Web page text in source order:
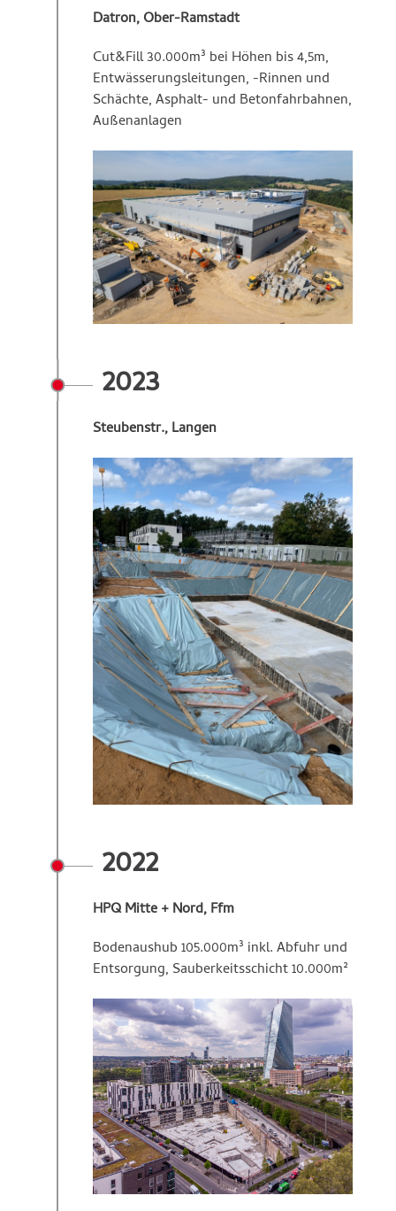
Datron, Ober-Ramstadt
Cut&Fill 30.000m³ bei Höhen bis 4,5m,
Entwässerungsleitungen, -Rinnen und
Schächte, Asphalt- und Betonfahrbahnen,
Außenanlagen
2023
Steubenstr., Langen
2022
HPQ Mitte + Nord, Ffm
Bodenaushub 105.000m³ inkl. Abfuhr und
Entsorgung, Sauberkeitsschicht 10.000m²